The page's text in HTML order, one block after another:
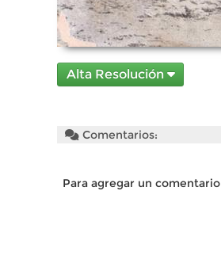
Alta Resolución
Comentarios:
Para agregar un comentario